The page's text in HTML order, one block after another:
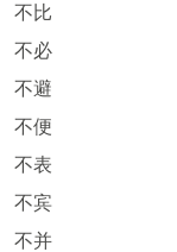
不比
不必
不避
不便
不表
不宾
不并